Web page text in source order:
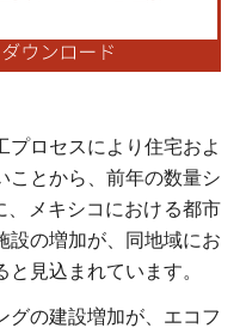
プロセスにより住宅およ
ことから、前年の数量シ
、メキシコにおける都市
設の増加が、同地域にお
見込まれています。
グの建設増加が、エコフ